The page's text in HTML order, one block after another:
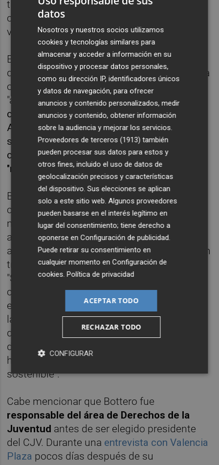
también remarcan que se ha "estrechado la
colaboración con la
visibilidad en medios y redes".
En el citado comunicado, el CJV también
destaca que se ha consolidado el papel de la
organización en los debates públicos
"actuando como ungrupo de presiónjuvenil
constructivoen colaboración con el
Ayuntamiento de València y entidades
sociales", así como "coordinando esfuerzos
con instituciones y asociaciones" en
"momentos de especia dificultad".
Bottero se ha despedido "satisfecho" y
considera que deja "un Consell más fuerte y
más escuchado". El todavía presidente ha
aprovechado para mostrar su
agradecimiento a aquellas personas que han
trabajado y respaldado la labor del Consell:
"Son la mejor garantía de que el CJV seguirá
creciendo". Como retos pendientes de cara
el futuro, Bottero ha remarcado el acceso a
la vivienda, los avances hacia un empleo
digno, el refuerzo de la salud mental y la
defensa de "proyectos estratégicos que
hagan de València una ciudad más
sostenible".
Cabe mencionar que Bottero fue
responsable del área de Derechos de la
Juventud antes de ser elegido presidente
del CJV. Durante una entrevista con Valencia
Plaza pocos días después de su
datos
Nosotros y nuestros socios utilizamos
cookies y tecnologías similares para
almacenar y acceder a información en su
dispositivo y procesar datos personales,
como su dirección IP, identificadores únicos
y datos de navegación, para ofrecer
anuncios y contenido personalizados, medir
anuncios y contenido, obtener información
sobre la audiencia y mejorar los servicios.
Proveedores de terceros (1913) también
pueden procesar sus datos para estos y
otros fines, incluido el uso de datos de
geolocalización precisos y características
del dispositivo. Sus elecciones se aplican
solo a este sitio web. Algunos proveedores
pueden basarse en el interés legítimo en
lugar del consentimiento; tiene derecho a
oponerse enConfiguración de publicidad
Puede retirar su consentimiento en
cualquier momento enConfiguración de
cookies .Política de privacidad
ACEPTAR TODO
RECHAZAR TODO
CONFIGURAR